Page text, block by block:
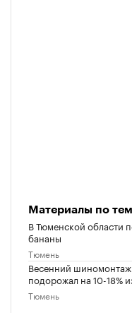
Материалы по
В Тюменской области
бананы
Тюмень
Весенний
подорожал на 10-18%
Тюмень